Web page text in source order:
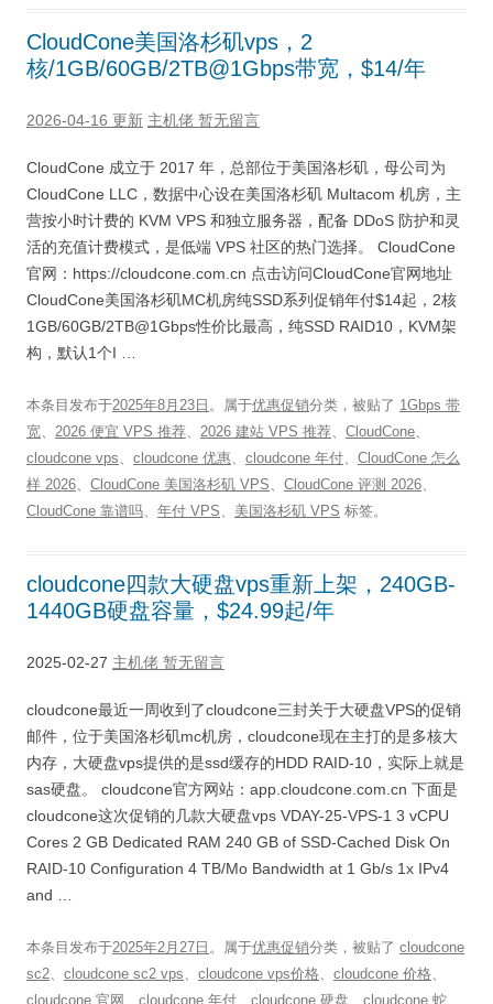
CloudCone美国洛杉矶vps，2
核/1GB/60GB/2TB@1Gbps带宽，$14/年
2026-04-16 更新 主机佬 暂无留言
CloudCone 成立于 2017 年，总部位于美国洛杉矶，母公司为
CloudCone LLC，数据中心设在美国洛杉矶 Multacom 机房，主
营按小时计费的 KVM VPS 和独立服务器，配备 DDoS 防护和灵
活的充值计费模式，是低端 VPS 社区的热门选择。 CloudCone
官网：https://cloudcone.com.cn 点击访问CloudCone官网地址
CloudCone美国洛杉矶MC机房纯SSD系列促销年付$14起，2核
1GB/60GB/2TB@1Gbps性价比最高，纯SSD RAID10，KVM架
构，默认1个I …
本条目发布于2025年8月23日 。属于优惠促销分类，被贴了 1Gbps 带
宽、 2026 便宜 VPS 推荐、 2026 建站 VPS 推荐、 CloudCone、
cloudcone vps、 cloudcone 优惠、 cloudcone 年付、 CloudCone 怎么
样 2026、 CloudCone 美国洛杉矶 VPS、 CloudCone 评测 2026、
CloudCone 靠谱吗、 年付 VPS、 美国洛杉矶 VPS 标签。
cloudcone四款大硬盘vps重新上架，240GB-
1440GB硬盘容量，$24.99起/年
2025-02-27 主机佬 暂无留言
cloudcone最近一周收到了cloudcone三封关于大硬盘VPS的促销
邮件，位于美国洛杉矶mc机房，cloudcone现在主打的是多核大
内存，大硬盘vps提供的是ssd缓存的HDD RAID-10，实际上就是
sas硬盘。 cloudcone官方网站：app.cloudcone.com.cn 下面是
cloudcone这次促销的几款大硬盘vps VDAY-25-VPS-1 3 vCPU
Cores 2 GB Dedicated RAM 240 GB of SSD-Cached Disk On
RAID-10 Configuration 4 TB/Mo Bandwidth at 1 Gb/s 1x IPv4
and …
本条目发布于2025年2月27日 。属于优惠促销分类，被贴了 cloudcone
sc2、 cloudcone sc2 vps、 cloudcone vps价格、 cloudcone 价格、
cloudcone 官网
cloudcone 年付 cloudcone 硬盘 cloudcone 蛇